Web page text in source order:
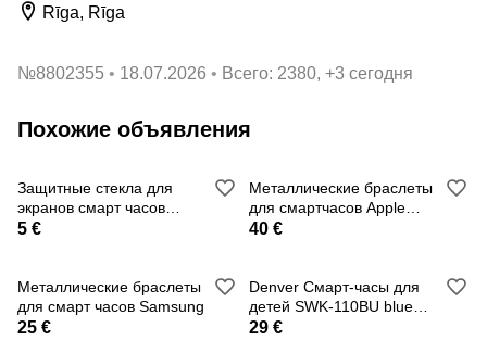
физической работы. Ведь любая царапина или
очень дорого аксессуара, а так же, снижают его
поврежденной детали экономически нецелесообразны
Доступны следующие цвета:
- для смартчасов Samsung размера 42 мм: черный,
серый (металлический)
Rīga, Rīga
№8802355 18.07.2026 Всего: 2380, +3 сегодня
Похожие объявления
Защитные стекла для
экранов смарт часов
Samsung 42 и 46 мм
5 €
Металлические браслеты
для смартчасов Apple
Watch
40 €
Металлические браслеты
для смарт часов Samsung
25 €
Denver Смарт-часы для
детей SWK-110BU blue
Демо вариант
29 €